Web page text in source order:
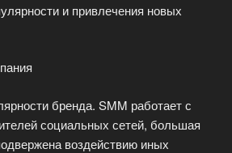
и привлечения новых
бренда. SMM работает с
социальных сетей, большая
воздействию иных